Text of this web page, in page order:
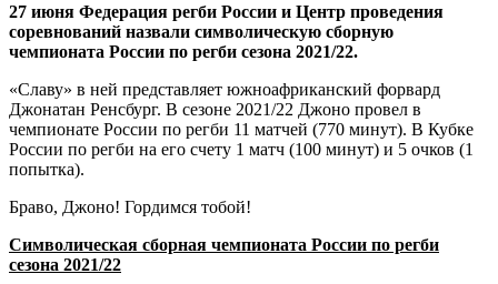
27 июня Федерация регби России и Центр проведения
соревнований назвали символическую сборную
чемпионата России по регби сезона 2021/22.
«Славу» в ней представляет южноафриканский форвард
Джонатан Ренсбург. В сезоне 2021/22 Джоно провел в
чемпионате России по регби 11 матчей (770 минут). В Кубке
России по регби на его счету 1 матч (100 минут) и 5 очков (1
попытка).
Браво, Джоно! Гордимся тобой!
Символическая сборная чемпионата России по регби
сезона 2021/22